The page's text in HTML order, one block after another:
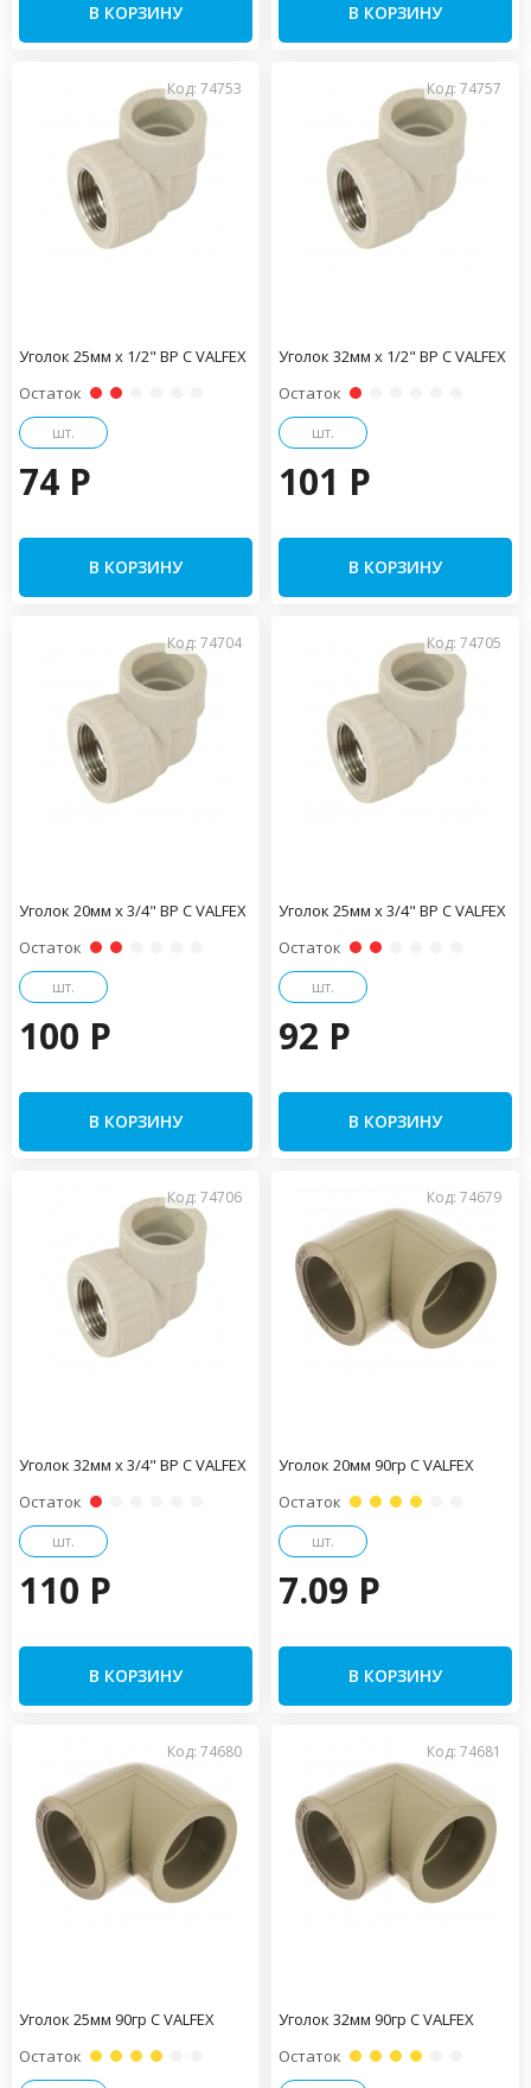
В КОРЗИНУ В КОРЗИНУ
Код: 74753
Уголок 25мм x 1/2" ВР С VALFEX
Остаток
шт.
74 P
В КОРЗИНУ
Код: 74757
Уголок 32мм x 1/2" ВР С VALFEX
Остаток
шт.
101 P
В КОРЗИНУ
Код: 74704
Уголок 20мм x 3/4" ВР С VALFEX
Остаток
шт.
100 P
В КОРЗИНУ
Код: 74705
Уголок 25мм x 3/4" ВР С VALFEX
Остаток
шт.
92 P
В КОРЗИНУ
Код: 74706
Уголок 32мм x 3/4" ВР С VALFEX
Остаток
шт.
110 P
В КОРЗИНУ
Код: 74679
Уголок 20мм 90гр С VALFEX
Остаток
шт.
7.09 P
В КОРЗИНУ
Код: 74680
Уголок 25мм 90гр С VALFEX
Остаток
Код: 74681
Уголок 32мм 90гр С VALFEX
Остаток